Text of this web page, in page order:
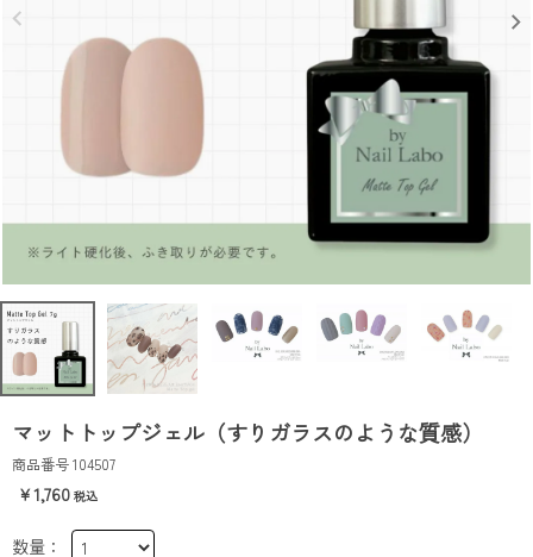
マットトップジェル（すりガラスのような質感）
商品番号104507
1,760